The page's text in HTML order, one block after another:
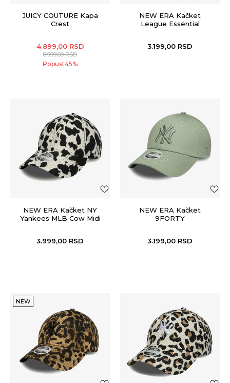
JUICY COUTURE Kapa
Crest
4.899,00 RSD
8.999,00RSD
Popust45%
NEW ERA Kačket
League Essential
3.199,00 RSD
NEW ERA Kačket NY
Yankees MLB Cow Midi
3.999,00 RSD
NEW ERA Kačket
9FORTY
3.199,00 RSD
NEW